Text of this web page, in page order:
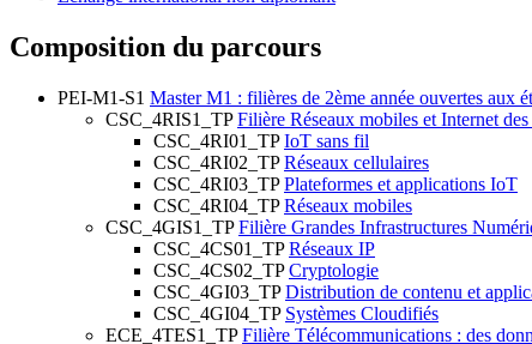
Composition du parcours
PEI-M1-S1 Master M1 : filières de 2ème année ouvertes aux
CSC_4RIS1_TP Filière Réseaux mobiles et Internet
CSC_4RI01_TP IoT sans fil
CSC_4RI02_TP Réseaux cellulaires
CSC_4RI03_TP Plateformes et applications IoT
CSC_4RI04_TP Réseaux mobiles
CSC_4GIS1_TP Filière Grandes Infrastructures
CSC_4CS01_TP Réseaux IP
CSC_4CS02_TP Cryptologie
CSC_4GI03_TP Distribution de contenu et
CSC_4GI04_TP Systèmes Cloudifiés
ECE_4TES1_TP Filière Télécommunications : des